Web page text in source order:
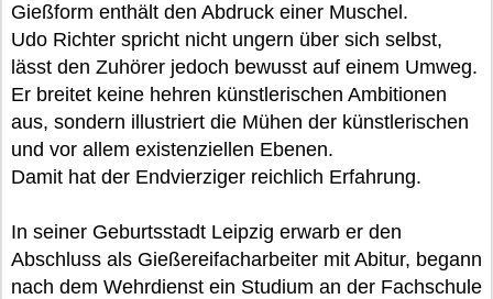
Gießform enthält den Abdruck einer Muschel.
Udo Richter spricht nicht ungern über sich selbst,
lässt den Zuhörer jedoch bewusst auf einem Umweg.
Er breitet keine hehren künstlerischen Ambitionen
aus, sondern illustriert die Mühen der künstlerischen
und vor allem existenziellen Ebenen.
Damit hat der Endvierziger reichlich Erfahrung.
In seiner Geburtsstadt Leipzig erwarb er den
Abschluss als Gießereifacharbeiter mit Abitur, begann
nach dem Wehrdienst ein Studium an der Fachschule